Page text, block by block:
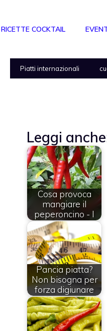
RICETTE COCKTAIL
Piatti internazionali
Leggi
Cosa provoca
mangiare il
peperoncino - I
Pancia piatta?
Non bisogna per
forza digiunare